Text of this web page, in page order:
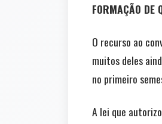
FORMAÇÃO DE
O recurso ao
muitos deles
no primeiro
A lei que